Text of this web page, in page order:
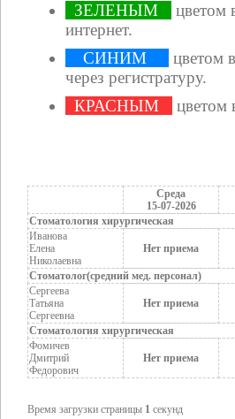
ЗЕЛЕНЫМ
цветом
интернет.
СИНИМ
цветом
через регистратуру.
КРАСНЫМ
цветом
Среда
15-07-2026
Стоматология хирургическая
Иванова
Елена
Николаевна
Нет приема
Стоматолог(средний мед. персонал)
Сергеева
Татьяна
Сергеевна
Нет приема
Стоматология хирургическая
Фомичев
Дмитрий
Федорович
Нет приема
Время загрузки страницы 1 секунд